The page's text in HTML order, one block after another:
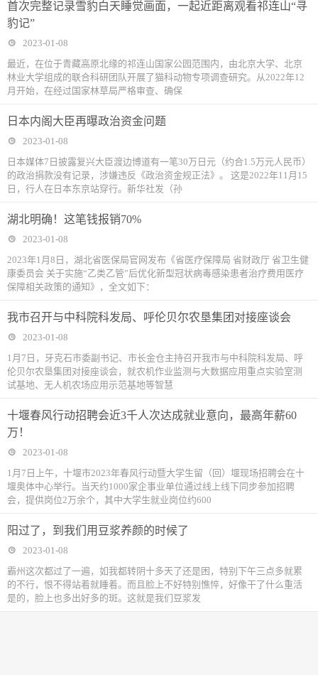
首次完整记录雪豹白天睡觉画面，一起近距离观看祁连山“寻
豹记”
2023-01-08
最近，在位于青藏高原北缘的祁连山国家公园范围内，由北京大学、北京
林业大学组成的联合科研团队开展了猫科动物专项调查研究。从2022年12
月开始，在经过国家林草局严格审查、确保
日本内阁大臣再曝政治资金问题
2023-01-08
日本媒体7日披露复兴大臣渡边博道有一笔30万日元（约合1.5万元人民币）
的政治捐款没有记录，涉嫌违反《政治资金规正法》。 这是2022年11月15
日，行人在日本东京站穿行。新华社发（孙
湖北明确！这笔钱报销70%
2023-01-08
2023年1月8日，湖北省医保局官网发布《省医疗保障局 省财政厅 省卫生健
康委员会 关于实施“乙类乙管”后优化新型冠状病毒感染患者治疗费用医疗
保障相关政策的通知》，全文如下：
我市召开与中科院科发局、呼伦贝尔农垦集团对接座谈会
2023-01-08
1月7日，牙克石市委副书记、市长金仓主持召开我市与中科院科发局、呼
伦贝尔农垦集团对接座谈会，就农机作业监测与大数据应用重点实验室测
试基地、无人机农场应用示范基地等智慧
十堰春风行动招聘会近3千人次达成就业意向，最高年薪60
万！
2023-01-08
1月7日上午，十堰市2023年春风行动暨大学生留（回）堰现场招聘会在十
堰奥体中心举行。当天约1000家企事业单位通过线上线下同步参加招聘
会，提供岗位2万余个，其中大学生就业岗位约600
阳过了，到我们用豆浆养颜的时候了
2023-01-08
霸州这次都过了一遍，如我都转阴十多天了还是困，特别下午三点多就累
的不行，恨不得站着就睡着。而且脸上不好特别憔悴，好像干了什么重活
是的，脸上也多出好多的斑。这就是我们豆浆发